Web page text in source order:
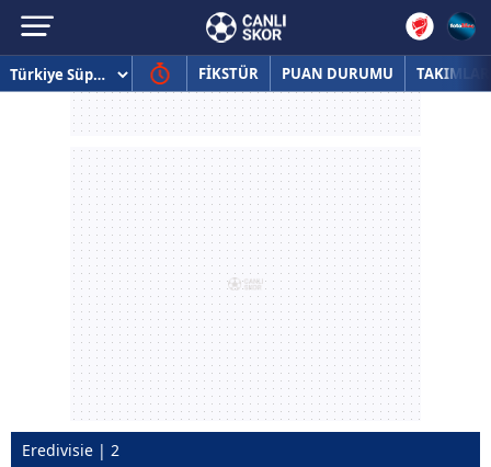
FİKSTÜR PUAN DURUMU TAKIMLAR
Eredivisie | 2